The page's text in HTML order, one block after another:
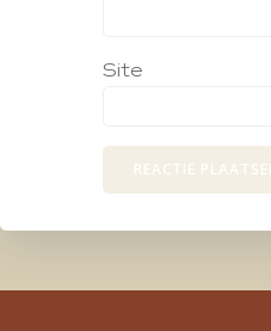
Site